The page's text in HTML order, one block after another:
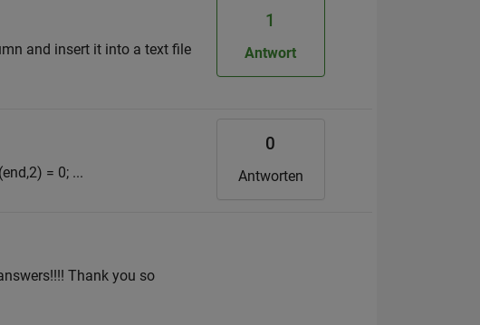
and insert it into a text file
1
Antwort
= 0; ...
0
Antworten
Thank you so